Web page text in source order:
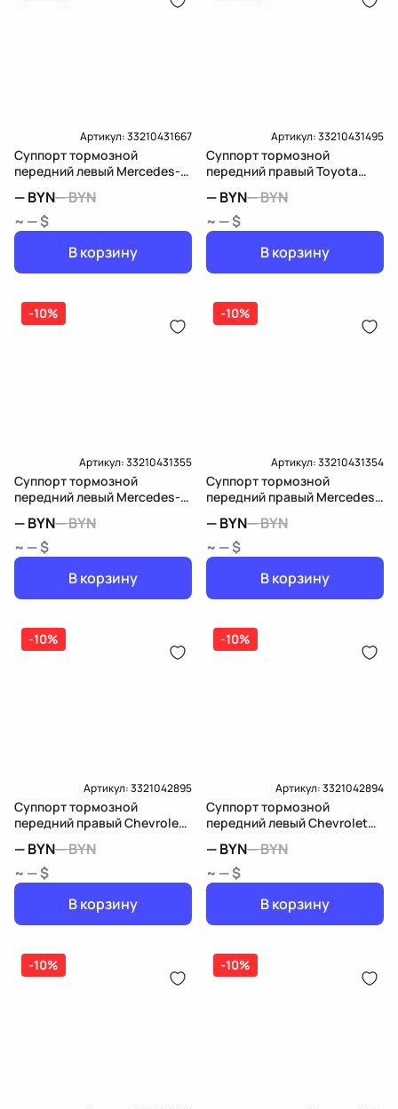
Артикул:33210431667
Суппорт тормозной
передний левый Mercedes-
—BYN—BYN
~ — $
В корзину
Артикул:33210431495
Суппорт тормозной
передний правый Toyota
—BYN—BYN
~ — $
В корзину
-10%
Артикул:33210431355
Суппорт тормозной
передний левый Mercedes-
—BYN—BYN
~ — $
В корзину
-10%
Артикул:33210431354
Суппорт тормозной
передний правый Mercedes-
—BYN—BYN
~ — $
В корзину
-10%
Артикул:3321042895
Суппорт тормозной
передний правый Chevrolet
—BYN—BYN
~ — $
В корзину
-10%
Артикул:3321042894
Суппорт тормозной
передний левый Chevrolet
—BYN—BYN
~ — $
В корзину
-10% -10%